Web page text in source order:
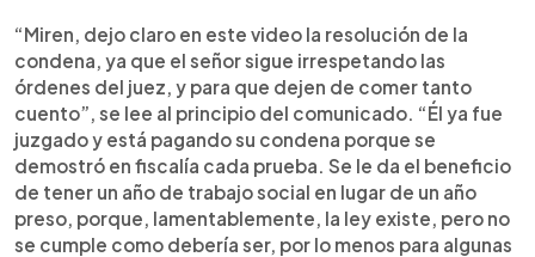
“Miren, dejo claro en este video la resolución de la
condena, ya que el señor sigue irrespetando las
órdenes del juez, y para que dejen de comer tanto
cuento”, se lee al principio del comunicado. “Él ya fue
juzgado y está pagando su condena porque se
demostró en fiscalía cada prueba. Se le da el beneficio
de tener un año de trabajo social en lugar de un año
preso, porque, lamentablemente, la ley existe, pero no
se cumple como debería ser, por lo menos para algunas